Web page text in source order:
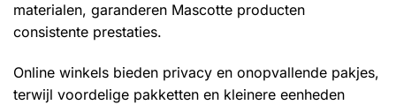
materialen, garanderen Mascotte producten
consistente prestaties.
Online winkels bieden privacy en onopvallende pakjes,
terwijl voordelige pakketten en kleinere eenheden